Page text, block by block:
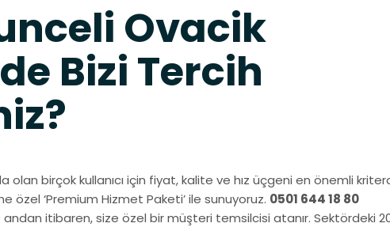
Ovacik
Bizi Tercih
olan birçok kullanıcı için fiyat, kalite ve hız üçgeni en önemli
özel ‘Premium Hizmet Paketi’ ile sunuyoruz. 0501 644 18 80
andan itibaren, size özel bir müşteri temsilcisi atanır. Sektördeki